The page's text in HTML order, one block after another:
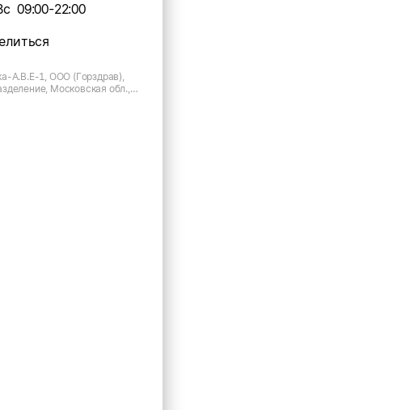
09:00-22:00
А.В.Е-1, ООО (Горздрав),
Московская обл.,